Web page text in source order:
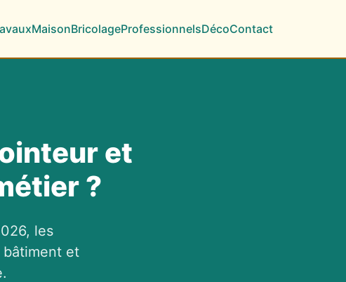
MaisonBricolageProfessionnelsDécoContact
et
?
les
et